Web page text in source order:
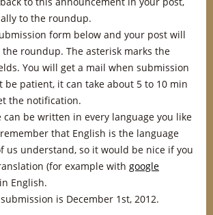
to the roundup.
form below and your post will
roundup. The asterisk marks the
You will get a mail when submission
be patient, it can take about 5 to 10 min
the notification.
can be written in every language you like
that English is the language
us understand, so it would be nice if you
(for example with google
English.
is December 1st, 2012.